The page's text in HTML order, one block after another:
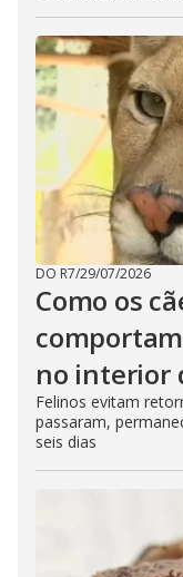
DO R7/29/07/2026
Como os
no interior
Felinos evitam
passaram,
seis dias